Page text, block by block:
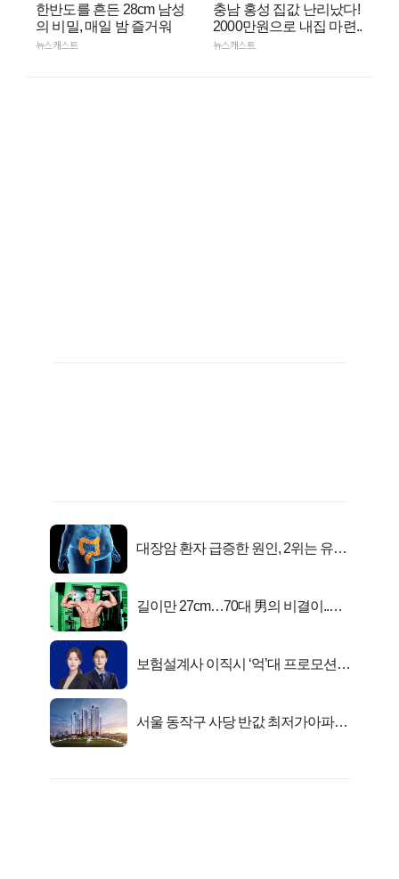
한반도를 흔든 28cm 남성
의 비밀, 매일 밤 즐거워
뉴스캐스트
충남 홍성 집값 난리났다!
2000만원으로 내집 마련..
뉴스캐스트
대장암 환자 급증한 원인, 2위는 유산
길이만 27cm…70대 男의 비결이..충
보험설계사 이직시 ‘억’대 프로모션!
서울 동작구 사당 반값 최저가아파트